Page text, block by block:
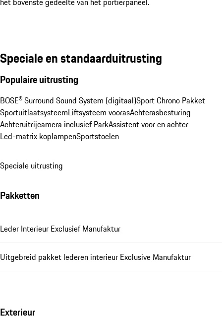
Speciale en standaarduitrusting
Populaire uitrusting
BOSE® Surround Sound System (digitaal)Sport Chrono Pakket
SportuitlaatsysteemLiftsysteem voorasAchterasbesturing
Achteruitrijcamera inclusief ParkAssistent voor en achter
Led-matrix koplampenSportstoelen
Speciale uitrusting
Pakketten
Leder Interieur Exclusief Manufaktur
Uitgebreid pakket lederen interieur Exclusive Manufaktur
Exterieur